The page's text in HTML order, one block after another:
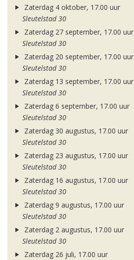
Zaterdag 4 oktober, 17.00 uur
Sleutelstad 30
Zaterdag 27 september, 17.00 uur
Sleutelstad 30
Zaterdag 20 september, 17.00 uur
Sleutelstad 30
Zaterdag 13 september, 17.00 uur
Sleutelstad 30
Zaterdag 6 september, 17.00 uur
Sleutelstad 30
Zaterdag 30 augustus, 17.00 uur
Sleutelstad 30
Zaterdag 23 augustus, 17.00 uur
Sleutelstad 30
Zaterdag 16 augustus, 17.00 uur
Sleutelstad 30
Zaterdag 9 augustus, 17.00 uur
Sleutelstad 30
Zaterdag 2 augustus, 17.00 uur
Sleutelstad 30
Zaterdag 26 juli, 17.00 uur